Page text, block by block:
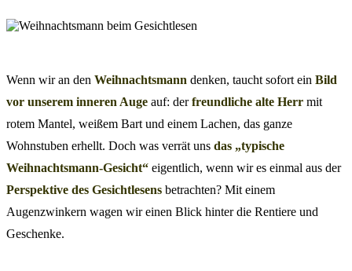
Wenn wir an den Weihnachtsmann denken, taucht sofort ein Bild
vor unserem inneren Auge auf: derfreundliche alte Herr mit
rotem Mantel, weißem Bart und einem Lachen, das ganze
Wohnstuben erhellt. Doch was verrät uns das „typische
Weihnachtsmann-Gesicht“ eigentlich, wenn wir es einmal aus der
Perspektive des Gesichtlesens betrachten? Mit einem
Augenzwinkern wagen wir einen Blick hinter die Rentiere und
Geschenke.